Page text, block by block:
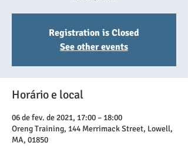
Registration is Closed
See other events
Horário e local
06 de fev. de 2021, 17:00 – 18:00
Oreng Training, 144 Merrimack Street, Lowell,
MA, 01850